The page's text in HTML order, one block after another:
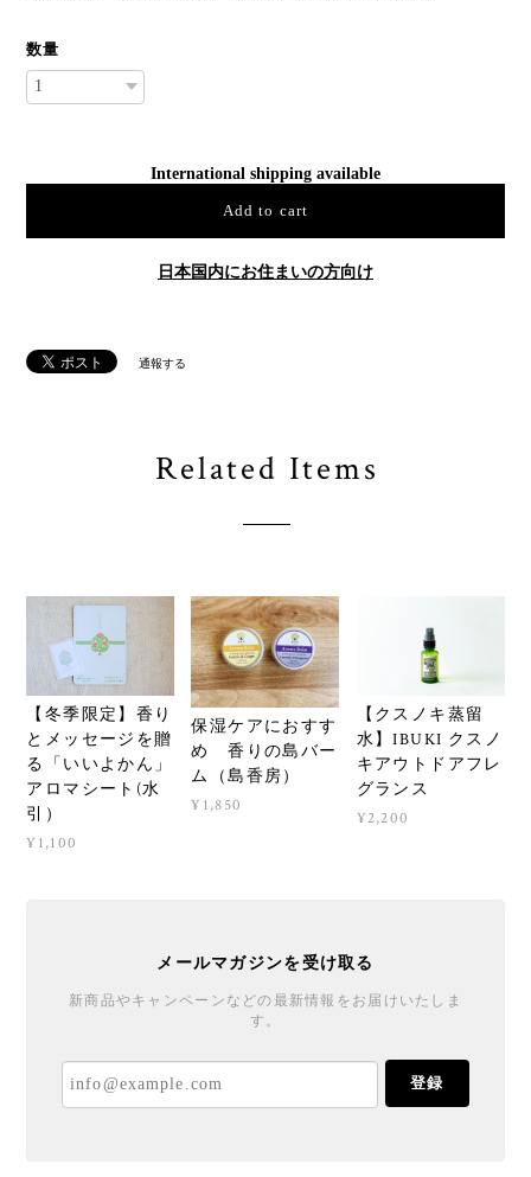
数量
International shipping available
Add to cart
日本国内にお住まいの方向け
通報する
Related Items
【冬季限定】香り
とメッセージを贈
る「いいよかん」
アロマシート(水
引）
¥1,100
保湿ケアにおすす
め 香りの島バー
ム（島香房）
¥1,850
【クスノキ蒸留
水】IBUKI クスノ
キアウトドアフレ
グランス
¥2,200
メールマガジンを受け取る
新商品やキャンペーンなどの最新情報をお届けいたしま
す。
登録